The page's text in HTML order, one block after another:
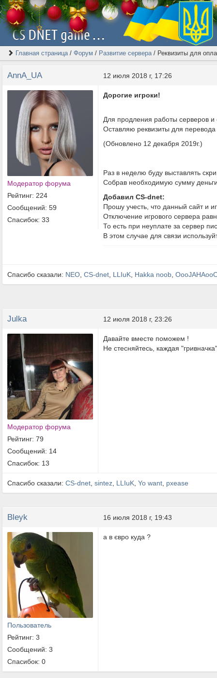
CS DNET game server | Скачать Counter-Strike 1.6 [2026]
Главная страница/ Форум / Развитие сервера/ Реквизиты для
AnnA_UA 12 июля 2018 г, 17:26
Модератор форума
Рейтинг: 224
Сообщений: 59
Спасибок: 33
Дорогие игроки!
Для продления работы серверов
Оставляю реквизиты для
(Обновлено 12 декабря 2019г.)
Раз в неделю буду выставлять
Собрав необходимую сумму
Добавил CS-dnet:
Прошу учесть, что данный сайт и
Отключение игрового сервера
То есть при неуплате за сервер
В этом случае для связи
Спасибо сказали: NEO CS-dnet LLIuK Hakka noob
Julka 12 июля 2018 г, 23:26
Модератор форума
Рейтинг: 79
Сообщений: 14
Спасибок: 13
Давайте вместе поможем !
Не стесняйтесь, каждая
Спасибо сказали: CS-dnet sintez LLIuK Yo want pxease
Bleyk 16 июля 2018 г, 19:43
Пользователь
Рейтинг: 3
Сообщений: 3
Спасибок: 0
а в євро куда ?